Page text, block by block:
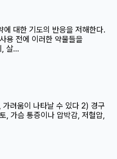
대한 기도의 반응을 저해한다.
용 전에 이러한 약물들을
, 살…
려움이 나타날 수 있다 2) 경구
, 가슴 통증이나 압박감, 저혈압,